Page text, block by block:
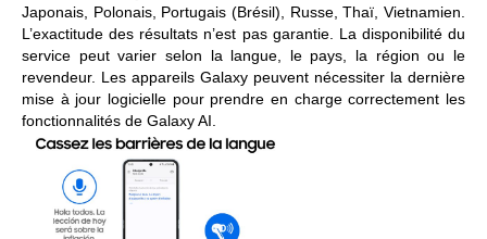
Japonais, Polonais, Portugais (Brésil), Russe, Thaï, Vietnamien.
L’exactitude des résultats n’est pas garantie. La disponibilité du
service peut varier selon la langue, le pays, la région ou le
revendeur. Les appareils Galaxy peuvent nécessiter la dernière
mise à jour logicielle pour prendre en charge correctement les
fonctionnalités de Galaxy AI.